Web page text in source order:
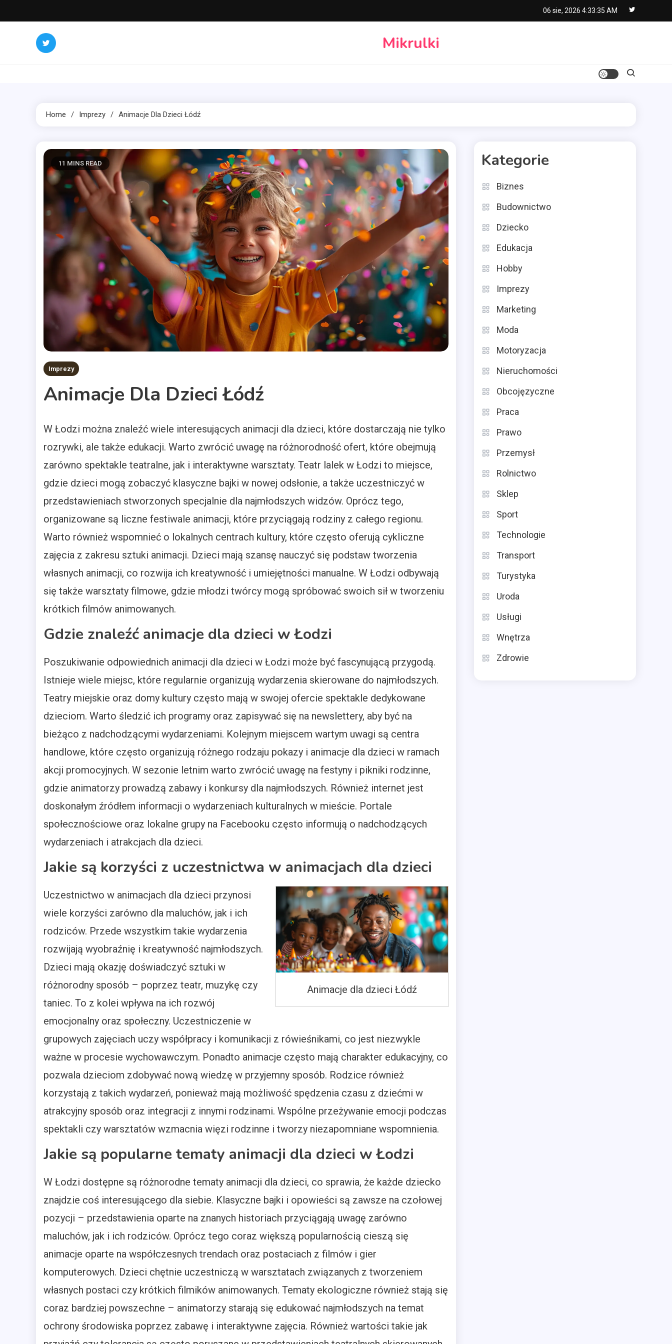
to
06 sie, 2026 4:33:36 AM
Mikrulki
Home Imprezy Animacje Dla Dzieci Łódź
11 MINS READ
Imprezy
Animacje Dla Dzieci Łódź
W Łodzi można znaleźć wiele interesujących animacji dla dzieci, które dostarczają nie tylko
rozrywki, ale także edukacji. Warto zwrócić uwagę na różnorodność ofert, które obejmują
zarówno spektakle teatralne, jak i interaktywne warsztaty. Teatr lalek w Łodzi to miejsce,
gdzie dzieci mogą zobaczyć klasyczne bajki w nowej odsłonie, a także uczestniczyć w
przedstawieniach stworzonych specjalnie dla najmłodszych widzów. Oprócz tego,
organizowane są liczne festiwale animacji, które przyciągają rodziny z całego regionu.
Warto również wspomnieć o lokalnych centrach kultury, które często oferują cykliczne
zajęcia z zakresu sztuki animacji. Dzieci mają szansę nauczyć się podstaw tworzenia
własnych animacji, co rozwija ich kreatywność i umiejętności manualne. W Łodzi odbywają
się także warsztaty filmowe, gdzie młodzi twórcy mogą spróbować swoich sił w tworzeniu
krótkich filmów animowanych.
Gdzie znaleźć animacje dla dzieci w Łodzi
Poszukiwanie odpowiednich animacji dla dzieci w Łodzi może być fascynującą przygodą.
Istnieje wiele miejsc, które regularnie organizują wydarzenia skierowane do najmłodszych.
Teatry miejskie oraz domy kultury często mają w swojej ofercie spektakle dedykowane
dzieciom. Warto śledzić ich programy oraz zapisywać się na newslettery, aby być na
bieżąco z nadchodzącymi wydarzeniami. Kolejnym miejscem wartym uwagi są centra
handlowe, które często organizują różnego rodzaju pokazy i animacje dla dzieci w ramach
akcji promocyjnych. W sezonie letnim warto zwrócić uwagę na festyny i pikniki rodzinne,
gdzie animatorzy prowadzą zabawy i konkursy dla najmłodszych. Również internet jest
doskonałym źródłem informacji o wydarzeniach kulturalnych w mieście. Portale
społecznościowe oraz lokalne grupy na Facebooku często informują o nadchodzących
wydarzeniach i atrakcjach dla dzieci.
Jakie są korzyści z uczestnictwa w animacjach dla dzieci
Animacje dla dzieci Łódź
Uczestnictwo w animacjach dla dzieci przynosi
wiele korzyści zarówno dla maluchów, jak i ich
rodziców. Przede wszystkim takie wydarzenia
rozwijają wyobraźnię i kreatywność najmłodszych.
Dzieci mają okazję doświadczyć sztuki w
różnorodny sposób – poprzez teatr, muzykę czy
taniec. To z kolei wpływa na ich rozwój
emocjonalny oraz społeczny. Uczestniczenie w
grupowych zajęciach uczy współpracy i komunikacji z rówieśnikami, co jest niezwykle
ważne w procesie wychowawczym. Ponadto animacje często mają charakter edukacyjny, co
pozwala dzieciom zdobywać nową wiedzę w przyjemny sposób. Rodzice również
korzystają z takich wydarzeń, ponieważ mają możliwość spędzenia czasu z dziećmi w
atrakcyjny sposób oraz integracji z innymi rodzinami. Wspólne przeżywanie emocji podczas
spektakli czy warsztatów wzmacnia więzi rodzinne i tworzy niezapomniane wspomnienia.
Jakie są popularne tematy animacji dla dzieci w Łodzi
W Łodzi dostępne są różnorodne tematy animacji dla dzieci, co sprawia, że każde dziecko
znajdzie coś interesującego dla siebie. Klasyczne bajki i opowieści są zawsze na czołowej
pozycji – przedstawienia oparte na znanych historiach przyciągają uwagę zarówno
maluchów, jak i ich rodziców. Oprócz tego coraz większą popularnością cieszą się
animacje oparte na współczesnych trendach oraz postaciach z filmów i gier
komputerowych. Dzieci chętnie uczestniczą w warsztatach związanych z tworzeniem
własnych postaci czy krótkich filmików animowanych. Tematy ekologiczne również stają się
coraz bardziej powszechne – animatorzy starają się edukować najmłodszych na temat
ochrony środowiska poprzez zabawę i interaktywne zajęcia. Również wartości takie jak
Kategorie
Biznes
Budownictwo
Dziecko
Edukacja
Hobby
Imprezy
Marketing
Moda
Motoryzacja
Nieruchomości
Obcojęzyczne
Praca
Prawo
Przemysł
Rolnictwo
Sklep
Sport
Technologie
Transport
Turystyka
Uroda
Usługi
Wnętrza
Zdrowie